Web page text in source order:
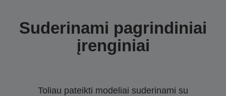
Suderinami pagrindiniai
įrenginiai
Toliau pateikti modeliai suderinami su